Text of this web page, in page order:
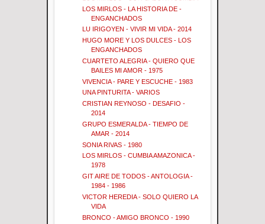
LOS MIRLOS - LA HISTORIA DE -
ENGANCHADOS
LU IRIGOYEN - VIVIR MI VIDA - 2014
HUGO MORE Y LOS DULCES - LOS
ENGANCHADOS
CUARTETO ALEGRIA - QUIERO QUE
BAILES MI AMOR - 1975
VIVENCIA - PARE Y ESCUCHE - 1983
UNA PINTURITA - VARIOS
CRISTIAN REYNOSO - DESAFIO -
2014
GRUPO ESMERALDA - TIEMPO DE
AMAR - 2014
SONIA RIVAS - 1980
LOS MIRLOS - CUMBIA AMAZONICA -
1978
GIT AIRE DE TODOS - ANTOLOGIA -
1984 - 1986
VICTOR HEREDIA - SOLO QUIERO LA
VIDA
BRONCO - AMIGO BRONCO - 1990